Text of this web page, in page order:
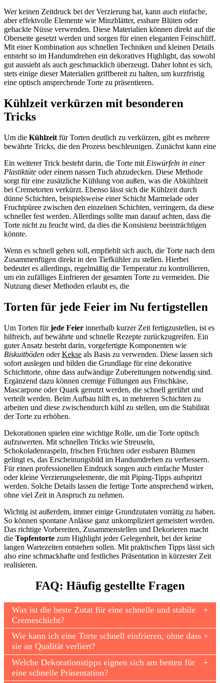
Wer keinen Zeitdruck bei der Verzierung hat, kann auch einfache,
aber effektvolle Elemente wie Minzblätter, essbare Blüten oder
gehackte Nüsse verwenden. Diese Materialien können direkt auf die
Oberseite gesetzt werden und sorgen für einen eleganten Feinschliff.
Mit einer Kombination aus schnellen Techniken und kleinen Details
entsteht so im Handumdrehen ein dekoratives Highlight, das sowohl
gut aussieht als auch geschmacklich überzeugt. Daher lohnt es sich,
stets einige dieser Materialien griffbereit zu halten, um kurzfristig
eine optisch ansprechende Torte zu präsentieren.
Kühlzeit verkürzen mit besonderen
Tricks
Um die Kühlzeit für Torten deutlich zu verkürzen, gibt es mehrere
bewährte Tricks, die den Prozess beschleunigen. Zunächst kann eine
Ein weiterer Trick besteht darin, die Torte mit Eiswürfeln in einer
Plastiktüte oder einem nassen Tuch abzudecken. Diese Methode
sorgt für eine zusätzliche Kühlung von außen, was die Abkühlzeit
bei Cremetorten verkürzt. Ebenso lässt sich die Kühlzeit durch
dünne Schichten, beispielsweise einer Schicht Marmelade oder
Fruchtpüree zwischen den einzelnen Schichten, verringern, da diese
schneller fest werden. Allerdings sollte man darauf achten, dass die
Torte nicht zu feucht wird, da dies die Konsistenz beeinträchtigen
könnte.
Wenn es schnell gehen soll, empfiehlt sich auch, die Torte nach dem
Zusammenfügen direkt in den Tiefkühler zu stellen. Hierbei
bedeutet es allerdings, regelmäßig die Temperatur zu kontrollieren,
um ein zufälliges Einfrieren der gesamten Torte zu vermeiden. Die
Nutzung dieser Methoden erlaubt es, die
Torten für jede Feier im Nu fertigstellen
Um Torten fürjede Feier innerhalb kurzer Zeit fertigzustellen, ist es
hilfreich, auf bewährte und schnelle Rezepte zurückzugreifen. Ein
guter Ansatz besteht darin, vorgefertigte Komponenten wie
Biskuitböden oderKekse als Basis zu verwenden. Diese lassen sich
sofort auslegen und bilden die Grundlage für eine dekorative
Schichttorte, ohne dass aufwändige Zubereitungen notwendig sind.
Ergänzend dazu können cremige Füllungen aus Frischkäse,
Mascarpone oder Quark genutzt werden, die schnell gerührt und
verteilt werden. Beim Aufbau hilft es, in mehreren Schichten zu
arbeiten und diese zwischendurch kühl zu stellen, um die Stabilität
der Torte zu erhöhen.
Dekorationen spielen eine wichtige Rolle, um die Torte optisch
aufzuwerten. Mit schnellen Tricks wie Streuseln,
Schokoladenraspeln, frischen Früchten oder essbaren Blumen
gelingt es, das Erscheinungsbild im Handumdrehen zu verbessern.
Für einen professionellen Eindruck sorgen auch einfache Muster
oder kleine Verzierungselemente, die mit Piping-Tipps aufspritzt
werden. Solche Details lassen die fertige Torte ansprechend wirken,
ohne viel Zeit in Anspruch zu nehmen.
Wichtig ist außerdem, immer einige Grundzutaten vorrätig zu haben.
So können spontane Anlässe ganz unkompliziert gemeistert werden.
Das richtige Vorbereiten, Zusammenstellen und Dekorieren macht
die Topfentorte zum Highlight jeder Gelegenheit, bei der keine
langen Wartezeiten entstehen sollen. Mit praktischen Tipps lässt sich
also eine schmackhafte und festliches Präsentation in kürzester Zeit
realisieren.
FAQ: Häufig gestellte Fragen
Was ist die beste Zutat für eine schnelle und stabile
Cremeschicht?
Wie kann ich eine Torte schnell einfrieren, ohne dass
sie an Qualität verliert?
Welche Dekorationstipps eignen sich am besten für
eine schnelle Präsentation?